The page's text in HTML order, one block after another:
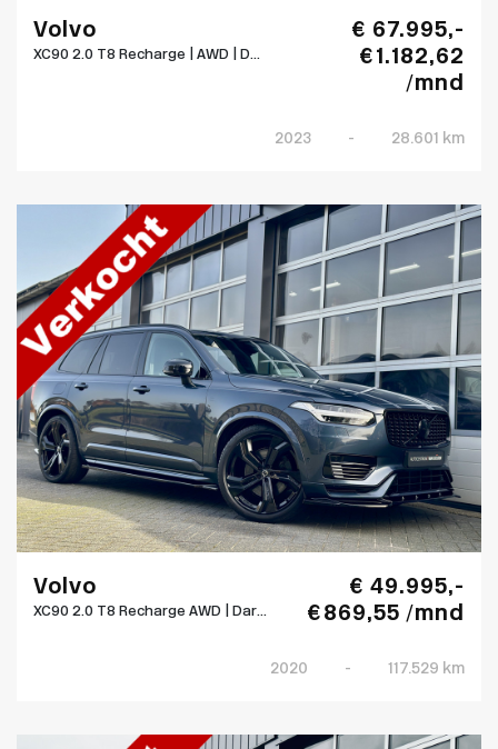
Volvo
XC90 2.0 T8 Recharge | AWD | D...
€ 67.995,-
€ 1.182,62
/mnd
2023 - 28.601 km
Volvo
XC90 2.0 T8 Recharge AWD | Dar...
€ 49.995,-
€ 869,55 /mnd
2020 - 117.529 km